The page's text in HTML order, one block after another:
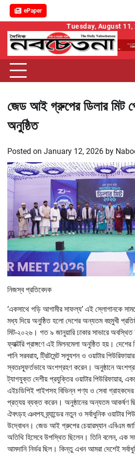
ePaper
content
Tuesday, August 11,
জেড আই গ্রুপের ডিলার মিট
অনুষ্ঠিত
Posted on January 12, 2026 by
নিজস্ব প্রতিবেদক
‘একসাথে গড়ি আগামীর সাফল্য’ এই স্লোগানকে
মধ্য দিয়ে অনুষ্ঠিত হলো দেশের অন্যতম বহুমুখী
মিট-২০২৬। গত ৯ জানুয়ারি ঢাকার সাভারে অবস্থিত
ফ্যাক্টরি প্রাঙ্গণে এই মিলনমেলা অনুষ্ঠিত হয়।
পানি সরবরাহ, ট্রিটমেন্ট সল্যুশন ও ওয়াটার
স্বতঃস্ফূর্তভাবে অংশগ্রহণ করেন। অনুষ্ঠানে
ট্যাগযুক্ত দেশীয় প্রযুক্তির ওয়াটার পিউরিফায়ার,
এইচডিপিই পাইপসহ বিভিন্ন পণ্য ও সেবা
প্রত্যয় ব্যক্ত করেন। অনুষ্ঠানের অন্যতম আকর্ষণ
ঐবৎড়হ ঞবপয ব্র্যান্ডের নতুন ও সর্বাধুনিক ওয়াটার
উদ্বোধন। জেড আই গ্রুপের চেয়ারম্যান এবিএম
অতিথি হিসেবে উপস্থিত ছিলেন। তিনি বলেন, এক
আমদানি নির্ভর ছিল। কিন্তু এখন আমরা দেশেই